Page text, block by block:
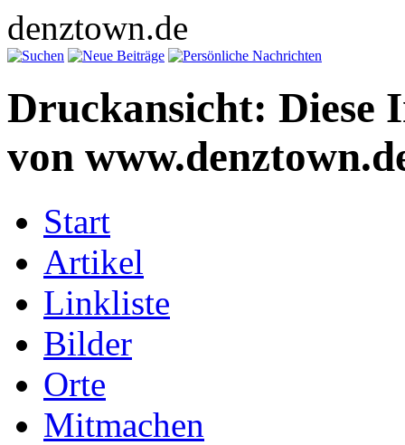
denztown.de
Druckansicht: Diese
von
Start
Artikel
Linkliste
Bilder
Orte
Mitmachen